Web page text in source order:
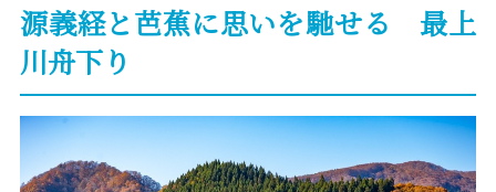
源義経と芭蕉に思いを馳せる 最上
川舟下り